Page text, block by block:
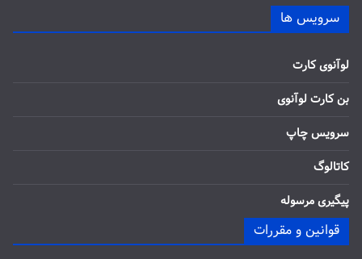
سرویس ها
لوآنوی کارت
بن کارت لوآنوی
سرویس چاپ
کاتالوگ
پیگیری مرسوله
قوانین و مقررات